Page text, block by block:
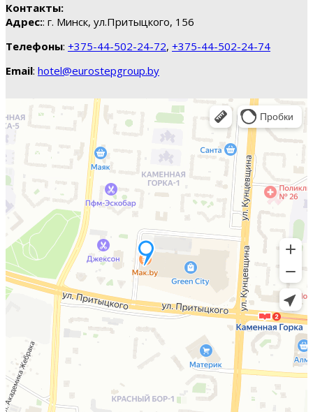
Контакты:
Адрес:: г. Минск, ул.Притыцкого, 156
Телефоны: +375-44-502-24-72, +375-44-502-24-74
Email: hotel@eurostepgroup.by